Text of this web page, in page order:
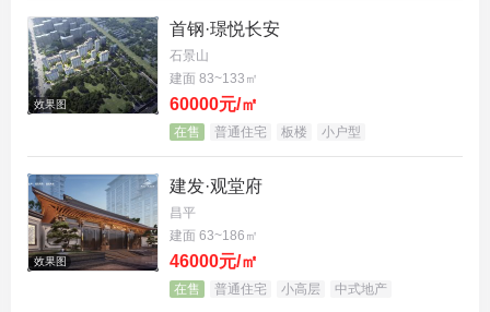
金地|北京壹街区择址城市高光区域——副中心宋庄
宜居艺术区，以人为圆心，以生活为半径，所有顶级
资源可视可达，于市府生活圈打造30分钟通勤圈、15
分钟生活圈、5分钟邻里圈，生活从此不在别处。
约5公里黄金生活圈内，可抵达宋庄300+网红店，友
谊医院通州分院、安贞医院、首都儿研所等重磅医
疗；北京第一实验中学、北理工附属中学通州校区、
北京五中通州校区等优教资源环伺；谷德玛特购物广
场、欢乐宋、万象汇等繁华商业在侧。
效果图
首钢·璟悦长安
石景山
建面 83~133㎡
60000元/㎡
在售 普通住宅 板楼 小户型
效果图
建发·观堂府
昌平
建面 63~186㎡
46000元/㎡
在售 普通住宅 小高层 中式地产